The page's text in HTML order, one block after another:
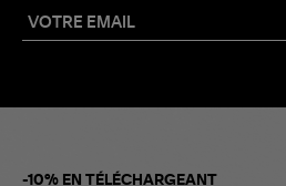
-10% EN TÉLÉCHARGEANT